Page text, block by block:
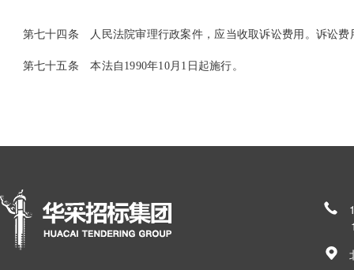
第七十四条 人民法院审理行政案件，应当收取诉讼费用。诉讼
第七十五条本法自1990年10月1日起施行。